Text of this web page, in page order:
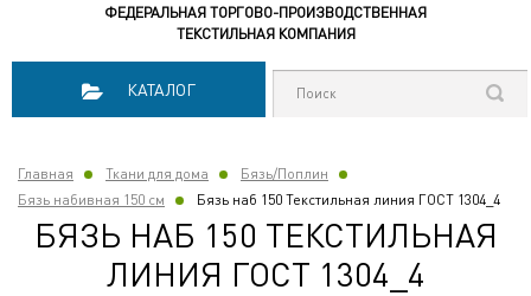
ФЕДЕРАЛЬНАЯ ТОРГОВО-ПРОИЗВОДСТВЕННАЯ
ТЕКСТИЛЬНАЯ КОМПАНИЯ
КАТАЛОГ
Главная Ткани для дома
Бязь/Поплин
Бязь набивная 150 см
Бязь наб 150 Текстильная линия ГОСТ 1304_4
БЯЗЬ НАБ 150 ТЕКСТИЛЬНАЯ
ЛИНИЯ ГОСТ 1304_4